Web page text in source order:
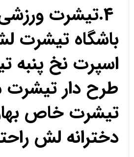
4.تیشرت
باشگاه
اسپرت نخ پنبه
طرح دار تیشرت
تیشرت خاص
دخترانه لش